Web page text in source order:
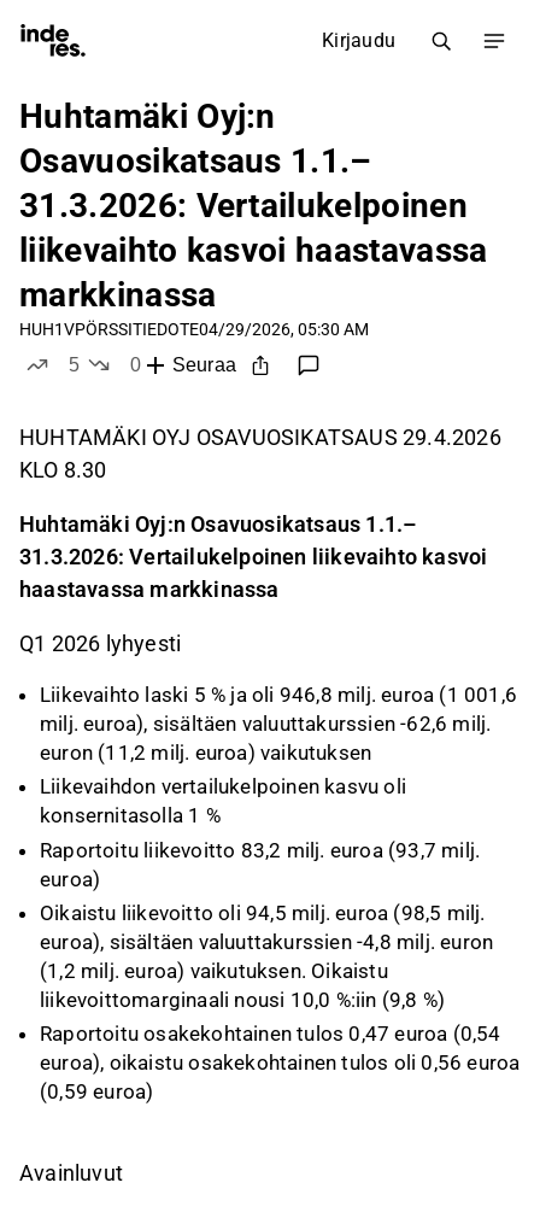
Kirjaudu
Huhtamäki Oyj:n
Osavuosikatsaus 1.1.–
31.3.2026: Vertailukelpoinen
liikevaihto kasvoi haastavassa
markkinassa
HUH1VPÖRSSITIEDOTE04/29/2026, 05:30 AM
5
0
Seuraa
HUHTAMÄKI OYJ OSAVUOSIKATSAUS 29.4.2026
KLO 8.30
Huhtamäki Oyj:n Osavuosikatsaus 1.1.–
31.3.2026: Vertailukelpoinen liikevaihto kasvoi
haastavassa markkinassa
Q1 2026 lyhyesti
Liikevaihto laski 5 % ja oli 946,8 milj. euroa (1 001,6
milj. euroa), sisältäen valuuttakurssien -62,6 milj.
euron (11,2 milj. euroa) vaikutuksen
Liikevaihdon vertailukelpoinen kasvu oli
konsernitasolla 1 %
Raportoitu liikevoitto 83,2 milj. euroa (93,7 milj.
euroa)
Oikaistu liikevoitto oli 94,5 milj. euroa (98,5 milj.
euroa), sisältäen valuuttakurssien -4,8 milj. euron
(1,2 milj. euroa) vaikutuksen. Oikaistu
liikevoittomarginaali nousi 10,0 %:iin (9,8 %)
Raportoitu osakekohtainen tulos 0,47 euroa (0,54
euroa), oikaistu osakekohtainen tulos oli 0,56 euroa
(0,59 euroa)
Avainluvut